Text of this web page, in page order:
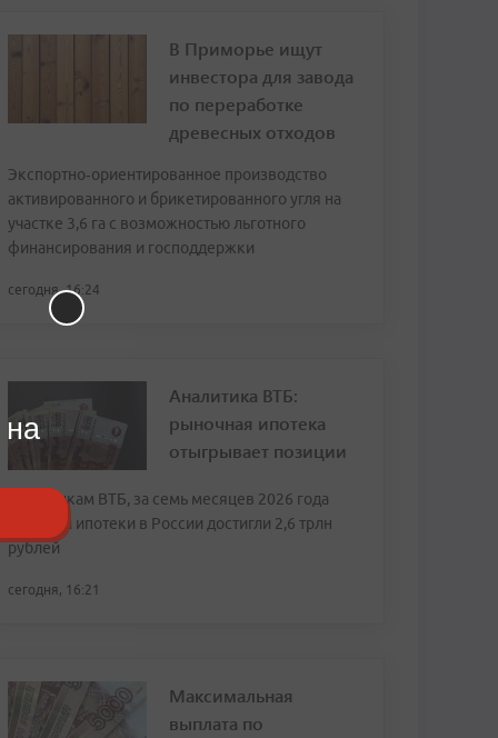
В Приморье ищут
инвестора для завода
по переработке
древесных отходов
Экспортно‑ориентированное производство
активированного и брикетированного угля на
участке 3,6 га с возможностью льготного
финансирования и господдержки
сегодня, 16:24
Аналитика ВТБ:
рыночная ипотека
отыгрывает позиции
По оценкам ВТБ, за семь месяцев 2026 года
продажи ипотеки в России достигли 2,6 трлн
рублей
сегодня, 16:21
Максимальная
выплата по